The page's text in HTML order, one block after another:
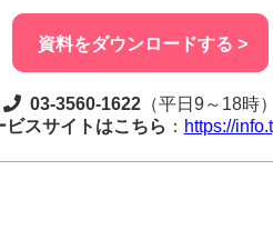
資料をダウンロードする >
03-3560-1622（平日9～18時）
ビスサイトはこちら ： https://